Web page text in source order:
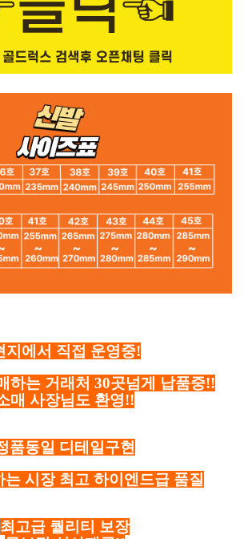
지에서 직접 운영중!
하는 거래처 30곳넘게 납품중!!
매 사장님도 환영!!
품동일 디테일구현
는 시장 최고 하이엔드급 품질
최고급 퀄리티 보장